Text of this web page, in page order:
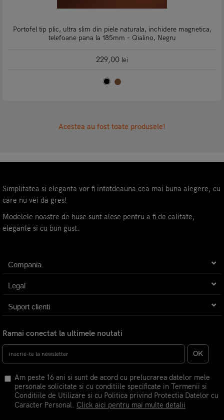
Portofel tip plic, ultra slim din piele naturala, inchidere magnetica,
telefoane pana la 185mm - Qialino, Negru
229,00 lei
Acestea au fost toate produsele!
Simplitatea si eleganta vor fi intotdeauna cea mai buna alegere, cu
care nu vei da gres!
Modelele noastre de huse sunt alese pentru a fi de calitate,
elegante si cu bun gust.
Compania
Legal
Suport clienti
Ramai conectat la ultimele noutati
OK
Am peste 16 ani si sunt de acord cu prelucrarea datelor mele
personale solicitate si cu conditiile specificate in Termenii si
Conditiile de Utilizare si cu Politica privind Protectia Datelor cu
Caracter Personal. Click aici pentru mai multe detalii